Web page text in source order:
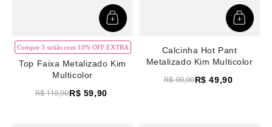
Compre 3 sutiãs com 10% OFF EXTRA
Top Faixa Metalizado Kim
Multicolor
R$ 119,90R$ 59,90
Calcinha Hot Pant
Metalizado Kim Multicolor
R$ 99,90R$ 49,90